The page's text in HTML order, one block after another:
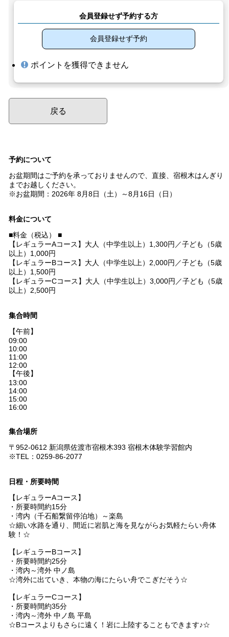
会員登録せず予約する方
会員登録せず予約
ポイントを獲得できません
戻る
予約について
お盆期間はご予約を承っておりませんので、直接、宿根木はんぎり
までお越しください。
※お盆期間：2026年 8月8日（土）～8月16日（日）
料金について
■料金（税込） ■
【レギュラーAコース】大人（中学生以上）1,300円／子ども（5歳
以上）1,000円
【レギュラーBコース】大人（中学生以上）2,000円／子ども（5歳
以上）1,500円
【レギュラーCコース】大人（中学生以上）3,000円／子ども（5歳
以上）2,500円
集合時間
【午前】
09:00
10:00
11:00
12:00
【午後】
13:00
14:00
15:00
16:00
集合場所
〒952-0612 新潟県佐渡市宿根木393 宿根木体験学習館内
※TEL：0259-86-2077
日程・所要時間
【レギュラーAコース】
・所要時間約15分
・湾内（千石船繋留停泊地）～楽島
☆細い水路を通り、間近に岩肌と海を見ながらお気軽たらい舟体
験！☆
【レギュラーBコース】
・所要時間約25分
・湾内～湾外 中ノ島
☆湾外に出ていき、本物の海にたらい舟でこぎだそう☆
【レギュラーCコース】
・所要時間約35分
・湾内～湾外 中ノ島 平島
☆Bコースよりもさらに遠く！岩に上陸することもできます♪☆